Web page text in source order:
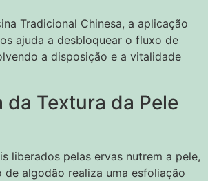
Tradicional Chinesa, a aplicação
ajuda a desbloquear o fluxo de
a disposição e a vitalidade
da Textura da Pele
liberados pelas ervas nutrem a pele,
algodão realiza uma esfoliação